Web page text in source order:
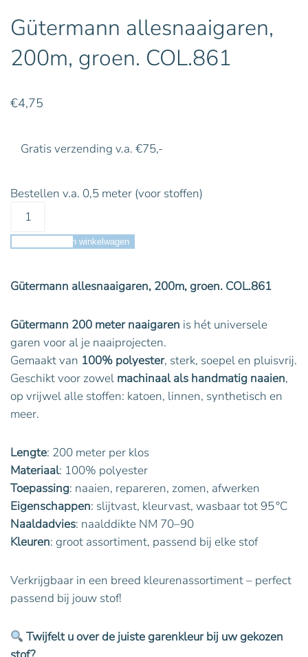
Gütermann allesnaaigaren,
200m, groen. COL.861
€4,75
Gratis verzending v.a. €75,-
Bestellen v.a. 0,5 meter (voor stoffen)
Toevoegen aan winkelwagen
Gütermann allesnaaigaren, 200m, groen. COL.861
Gütermann 200 meter naaigaren is hét universele
garen voor al je naaiprojecten.
Gemaakt van 100% polyester, sterk, soepel en pluisvrij.
Geschikt voor zowel machinaal als handmatig naaien,
op vrijwel alle stoffen: katoen, linnen, synthetisch en
meer.
Lengte: 200 meter per klos
Materiaal: 100% polyester
Toepassing: naaien, repareren, zomen, afwerken
Eigenschappen: slijtvast, kleurvast, wasbaar tot 95 °C
Naaldadvies: naalddikte NM 70–90
Kleuren: groot assortiment, passend bij elke stof
Verkrijgbaar in een breed kleurenassortiment – perfect
passend bij jouw stof!
Twijfelt u over de juiste garenkleur bij uw gekozen